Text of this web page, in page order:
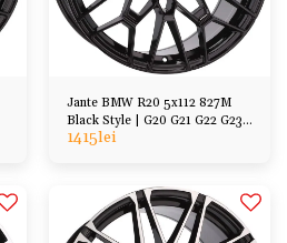
Jante BMW R20 5x112 827M
Black Style | G20 G21 G22 G23
G30 G31 G11 G12
1415lei